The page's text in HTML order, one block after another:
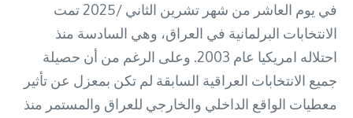
في يوم العاشر من شهر تشرين الثاني /2025 تمت
الانتخابات البرلمانية في العراق، وهي السادسة منذ
احتلاله امريكيا عام 2003. وعلى الرغم من أن حصيلة
جميع الانتخابات العراقية السابقة لم تكن بمعزل عن تأثير
معطيات الواقع الداخلي والخارجي للعراق والمستمر منذ